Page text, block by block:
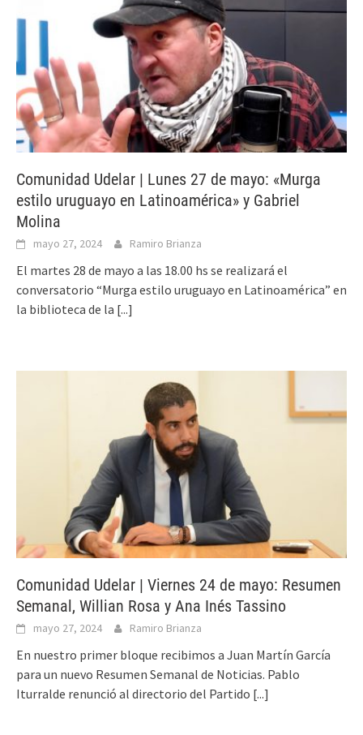
Comunidad Udelar | Lunes 27 de mayo: «Murga
estilo uruguayo en Latinoamérica» y Gabriel
Molina
mayo 27, 2024 Ramiro Brianza
El martes 28 de mayo a las 18.00 hs se realizará el
conversatorio “Murga estilo uruguayo en Latinoamérica” en
la biblioteca de la [...]
Comunidad Udelar | Viernes 24 de mayo: Resumen
Semanal, Willian Rosa y Ana Inés Tassino
mayo 27, 2024 Ramiro Brianza
En nuestro primer bloque recibimos a Juan Martín García
para un nuevo Resumen Semanal de Noticias. Pablo
Iturralde renunció al directorio del Partido [...]